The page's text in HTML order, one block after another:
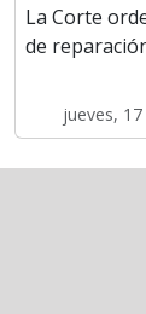
La Corte
de
jueves,